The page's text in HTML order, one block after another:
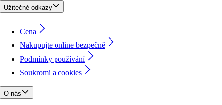
Užitečné odkazy
Cena
Nakupujte online bezpečně
Podmínky používání
Soukromí a cookies
O nás